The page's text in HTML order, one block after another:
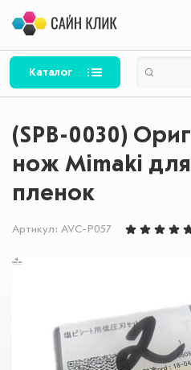
Каталог
(SPB-0030)
нож Mimaki
пленок
Артикул: AVC-P057